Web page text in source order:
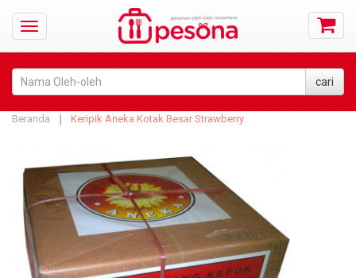
Beranda Keripik Aneka Kotak Besar Strawberry